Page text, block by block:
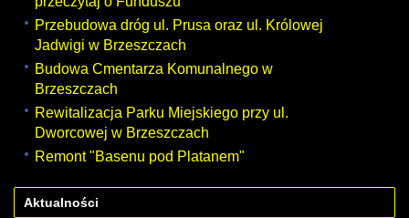
Przebudowa dróg ul. Prusa oraz ul. Królowej
Jadwigi w Brzeszczach
Budowa Cmentarza Komunalnego w
Brzeszczach
Rewitalizacja Parku Miejskiego przy ul.
Dworcowej w Brzeszczach
Remont "Basenu pod Platanem"
Aktualności